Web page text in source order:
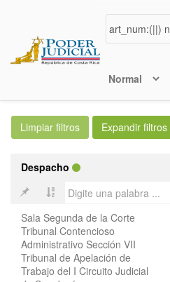
Despacho
Sala Segunda de la Corte
Tribunal Contencioso
Administrativo Sección VII
Tribunal de Apelación de
Trabajo del I Circuito Judicial